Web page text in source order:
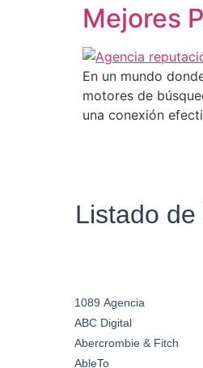
Mejores
En un mundo
motores de
una conexión
Listado
1089 Agencia
ABC Digital
Abercrombie & Fitch
AbleTo